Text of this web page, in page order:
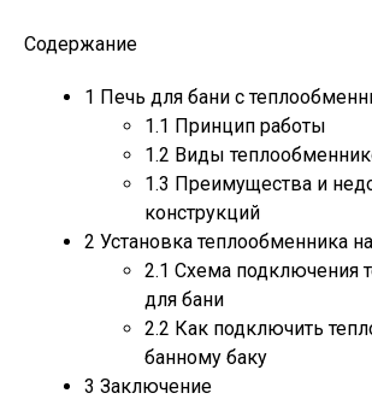
Содержание
1 Печь для бани с
1.1 Принцип работы
1.2 Виды
1.3 Преимущества и
конструкций
2 Установка теплообменника
2.1 Схема подключения
для бани
2.2 Как подключить
банному баку
3 Заключение